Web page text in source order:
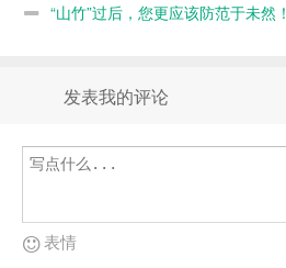
“山竹”过后，您更应该防范于未然！
发表我的评论
表情